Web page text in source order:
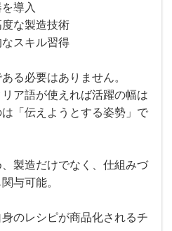
導入
度な製造技術
なスキル習得
る必要はありません。
ア語が使えれば活躍の幅は
「伝えようとする姿勢」で
製造だけでなく、仕組みづ
与可能。
のレシピが商品化されるチ